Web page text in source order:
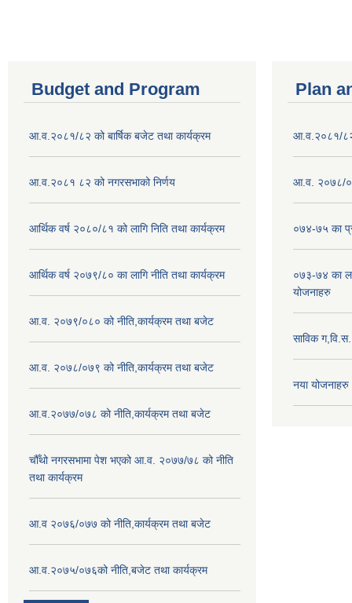
Budget and Program
आ.व.२०८१/८२ को बार्षिक बजेट तथा कार्यक्रम
आ.व.२०८१ ८२ को नगरसभाको निर्णय
आर्थिक वर्ष २०८०/८१ को लागि निति तथा कार्यक्रम
आर्थिक वर्ष २०७९/८० का लागि नीति तथा कार्यक्रम
आ.व. २०७९/०८० को नीति,कार्यक्रम तथा बजेट
आ.व. २०७८/०७९ को नीति,कार्यक्रम तथा बजेट
आ.व.२०७७/०७८ को नीति,कार्यक्रम तथा बजेट
चौँथो नगरसभामा पेश भएको आ.व. २०७७/७८ को नीति
तथा कार्यक्रम
आ.व २०७६/०७७ को नीति,कार्यक्रम तथा बजेट
आ.व.२०७५/०७६को नीति,बजेट तथा कार्यक्रम
Plan
आ.व.२०८१/८२
आ.व. २०७८/
०७४-७५ का
०७३-७४ का
योजनाहरु
साविक
नया